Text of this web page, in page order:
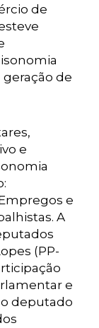
de
de
e
e
A
(PP-
e
deputado